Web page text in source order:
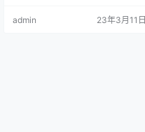
admin 23年3月11日